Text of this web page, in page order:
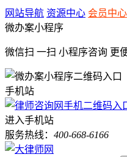
网站导航 资源中心 会员中心
微办案小程序
微信扫 一扫 小程序咨询 更
手机站
进入手机站
服务热线： 400-668-6166